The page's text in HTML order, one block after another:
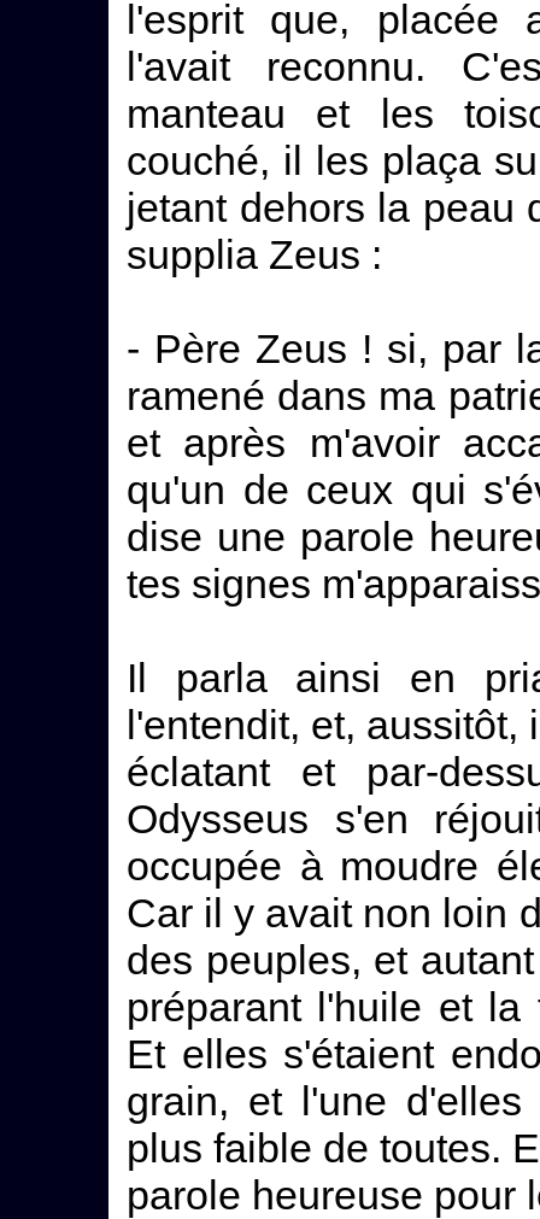
l'esprit que, placée
l'avait reconnu.
manteau et les
couché, il les plaça
jetant dehors la peau
supplia Zeus :
- Père Zeus ! si, par
ramené dans ma
et après m'avoir
qu'un de ceux qui
dise une parole
tes signes
Il parla ainsi en
l'entendit, et, aussitôt,
éclatant et par-
Odysseus s'en
occupée à moudre
Car il y avait non loin
des peuples, et
préparant l'huile et la
Et elles s'étaient
grain, et l'une
plus faible de toutes.
parole heureuse pour